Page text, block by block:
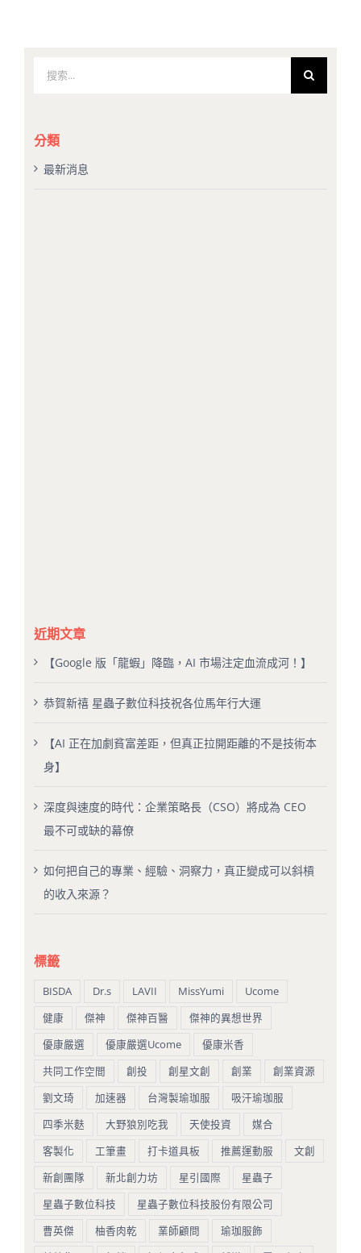
果：
分類
最新消息
近期文章
【Google 版「龍蝦」降臨，AI 市場注定血流成河！】
恭賀新禧 星蟲子數位科技祝各位馬年行大運
【AI 正在加劇貧富差距，但真正拉開距離的不是技術本
身】
深度與速度的時代：企業策略長（CSO）將成為 CEO
最不可或缺的幕僚
如何把自己的專業、經驗、洞察力，真正變成可以斜槓
的收入來源？
標籤
BISDA Dr.s LAVII MissYumi
Ucome
健康
傑神 傑神百醫
傑神的異想世界
優康嚴選
優康嚴選Ucome
優康米香
共同工作空間
創投 創星文創 創業
創業資源
劉文琦
加速器 台灣製瑜珈服
吸汗瑜珈服
四季米麩
大野狼別吃我 天使投資
媒合
客製化
工筆畫 打卡道具板 推薦運動服
文創
新創團隊
新北創力坊 星引國際
星蟲子
星蟲子數位科技
星蟲子數位科技股份有限公司
曹英傑
柚香肉乾 業師顧問
瑜珈服飾